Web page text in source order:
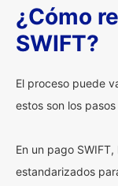
¿Cómo
SWIFT?
El proceso puede
estos son los
En un pago
estandarizados